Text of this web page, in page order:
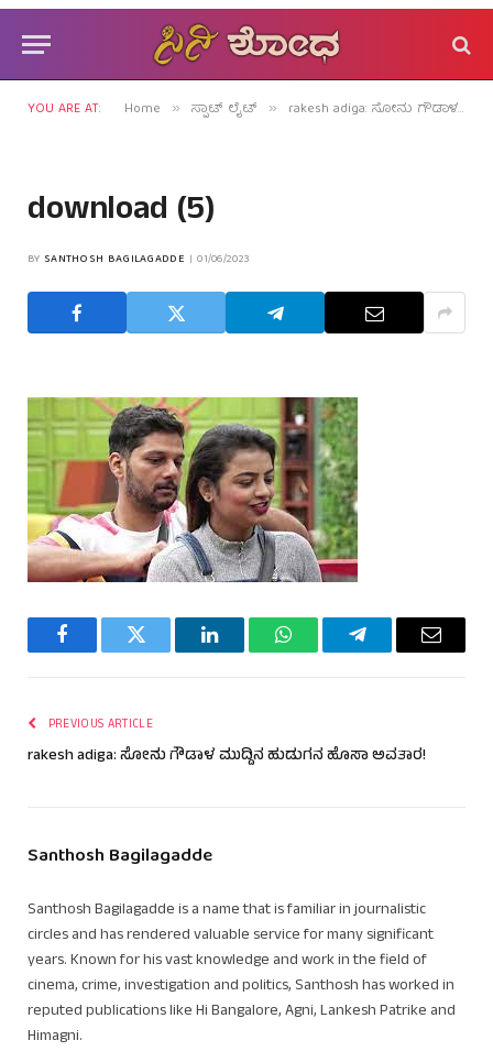
YOU ARE AT: Home » ಸ್ಪಾಟ್ ಲೈಟ್ » rakesh adiga: ಸೋನು ಗೌಡಾಳ ಮುದ್ದಿನ ಹುಡುಗನ ಹೊಸಾ ಅವತಾರ!
download (5)
BY SANTHOSH BAGILAGADDE 01/06/2023
FacebookTwitter LinkedInWhatsAppTelegramEmail
PREVIOUS ARTICLE
rakesh adiga: ಸೋನು ಗೌಡಾಳ ಮುದ್ದಿನ ಹುಡುಗನ ಹೊಸಾ ಅವತಾರ!
Santhosh Bagilagadde
Santhosh Bagilagadde is a name that is familiar in journalistic
circles and has rendered valuable service for many significant
years. Known for his vast knowledge and work in the field of
cinema, crime, investigation and politics, Santhosh has worked in
reputed publications like Hi Bangalore, Agni, Lankesh Patrike and
Himagni.